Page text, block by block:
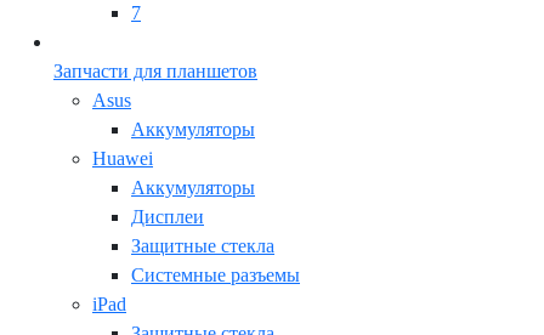
7
Запчасти для планшетов
Asus
Аккумуляторы
Huawei
Аккумуляторы
Дисплеи
Защитные стекла
Системные разъемы
iPad